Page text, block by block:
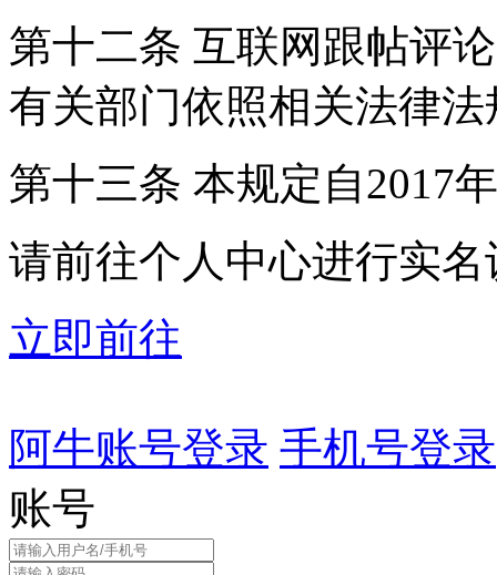
第十二条 互联网跟帖评
有关部门依照相关法律
第十三条 本规定自2017
请前往个人中心进行实名
立即前往
阿牛账号登录 手机号登录
账号